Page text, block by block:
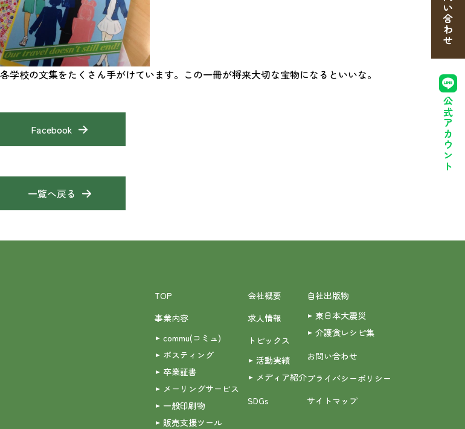
公式アカウント
校の文集をたくさん手がけています。この一冊が将来大切な宝物になるといいな。
Facebook
一覧へ戻る
TOP
事業内容
commu(コミュ)
ポスティング
卒業証書
メーリングサービス
一般印刷物
販売支援ツール
会社概要
求人情報
トピックス
活動実績
メディア紹介
SDGs
自社出版物
東日本大震災
介護食レシピ集
お問い合わせ
プライバシーポリシー
サイトマップ